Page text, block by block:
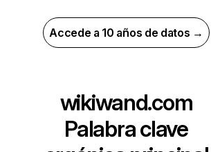
Accede a 10 años de datos →
wikiwand.com
Palabra clave